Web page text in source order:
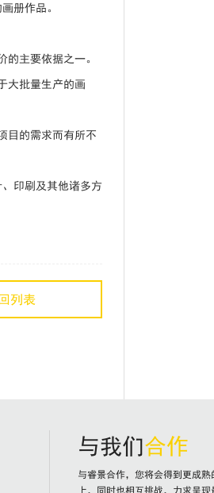
册作品。
主要依据之一。
大批量生产的画
目的需求而有所不
印刷及其他诸多方
列表
与我们合作
与睿景合作，您将会得到更成
上，同时也相互挑战，力求呈现